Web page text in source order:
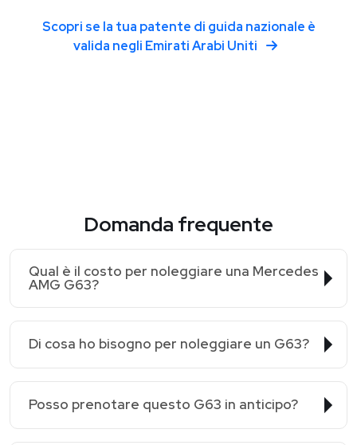
Scopri se la tua patente di guida nazionale è
valida negli Emirati Arabi Uniti
Domanda frequente
Qual è il costo per noleggiare una Mercedes
AMG G63?
Di cosa ho bisogno per noleggiare un G63?
Posso prenotare questo G63 in anticipo?